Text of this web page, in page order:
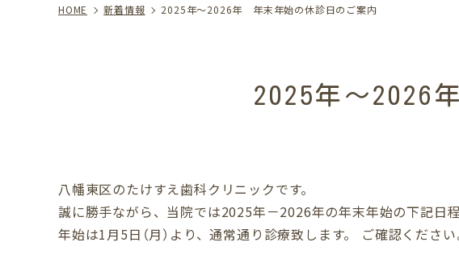
HOME 新着情報 2025年〜2026年 年末年始の休診日のご案内
2025年〜2026
八幡東区のたけすえ歯科クリニックです。
誠に勝手ながら、当院では2025年－2026年の年末年始の下記日
年始は1月5日（月）より、通常通り診療致します。 ご確認ください